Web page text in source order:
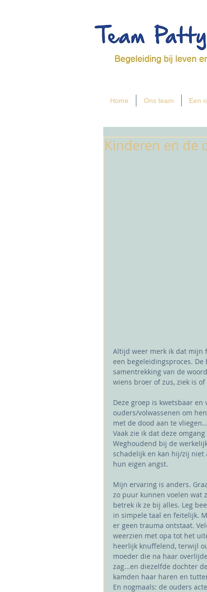
Home Ons team Een
Kinderen en de
Altijd weer merk ik dat mijn
een begeleidingsproces.
samentrekking van de
wiens broer of zus, ziek is
Deze groep is kwetsbaar
ouders/volwassenen om
met de dood aan te vliegen...
Vaak zie ik dat deze
Weghoudend bij de
schadelijk en kan hij/zij niet
hun eigen angst.
Mijn ervaring is anders.
zo puur kunnen voelen wat
betrek ik ze bij alles. Leg
in simpele taal en feitelijk.
er geen trauma ontstaat.
weerzien met opa tot het
heerlijk knuffelend, terwijl
moeder die na haar
zag...en diezelfde dochter
kamden haar haren en
En nogmaals: de ouders